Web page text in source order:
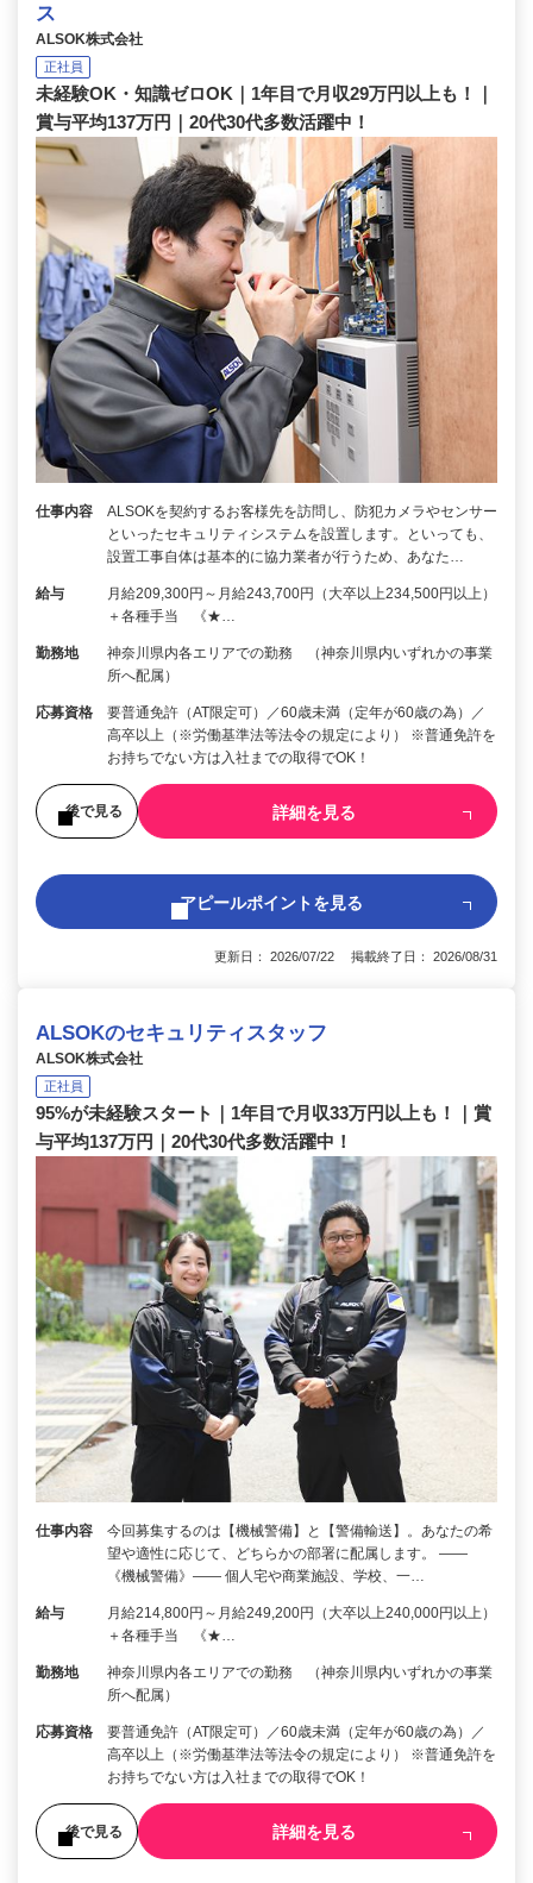
ス
ALSOK株式会社
正社員
未経験OK・知識ゼロOK｜1年目で月収29万円以上も！｜
賞与平均137万円｜20代30代多数活躍中！
仕事内容
ALSOKを契約するお客様先を訪問し、防犯カメラやセンサー
といったセキュリティシステムを設置します。といっても、
設置工事自体は基本的に協力業者が行うため、あなた…
給与
月給209,300円～月給243,700円（大卒以上234,500円以上）
＋各種手当 《★…
勤務地
神奈川県内各エリアでの勤務 （神奈川県内いずれかの事業
所へ配属）
応募資格
要普通免許（AT限定可）／60歳未満（定年が60歳の為）／
高卒以上（※労働基準法等法令の規定により） ※普通免許を
お持ちでない方は入社までの取得でOK！
後で見る 詳細を見る
アピールポイントを見る
更新日： 2026/07/22 掲載終了日： 2026/08/31
ALSOKのセキュリティスタッフ
ALSOK株式会社
正社員
95%が未経験スタート｜1年目で月収33万円以上も！｜賞
与平均137万円｜20代30代多数活躍中！
仕事内容
今回募集するのは【機械警備】と【警備輸送】。あなたの希
望や適性に応じて、どちらかの部署に配属します。 ――
《機械警備》―― 個人宅や商業施設、学校、一…
給与
月給214,800円～月給249,200円（大卒以上240,000円以上）
＋各種手当 《★…
勤務地
神奈川県内各エリアでの勤務 （神奈川県内いずれかの事業
所へ配属）
応募資格
要普通免許（AT限定可）／60歳未満（定年が60歳の為）／
高卒以上（※労働基準法等法令の規定により） ※普通免許を
お持ちでない方は入社までの取得でOK！
後で見る 詳細を見る